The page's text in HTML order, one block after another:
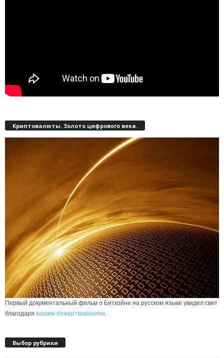
Криптовалюты. Золото цифрового века.
Первый документальный фильм о Биткойне на русском языке увидел свет
благодаря вашим пожертвованиям
Выбор рубрики